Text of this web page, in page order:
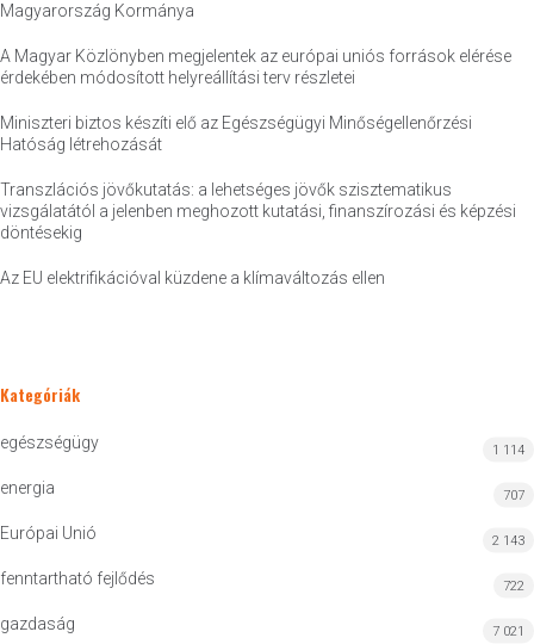
Magyarország Kormánya
A Magyar Közlönyben megjelentek az európai uniós források elérése
érdekében módosított helyreállítási terv részletei
Miniszteri biztos készíti elő az Egészségügyi Minőségellenőrzési
Hatóság létrehozását
Transzlációs jövőkutatás: a lehetséges jövők szisztematikus
vizsgálatától a jelenben meghozott kutatási, finanszírozási és képzési
döntésekig
Az EU elektrifikációval küzdene a klímaváltozás ellen
Kategóriák
egészségügy 1 114
energia 707
Európai Unió 2 143
fenntartható fejlődés 722
gazdaság 7 021